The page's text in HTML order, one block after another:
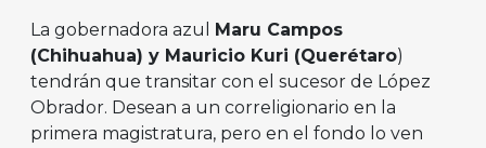
La gobernadora azul
Maru Campos
(Chihuahua) y Mauricio Kuri (Querétaro)
tendrán que transitar con el sucesor de López
Obrador. Desean a un correligionario en la
primera magistratura, pero en el fondo lo ven